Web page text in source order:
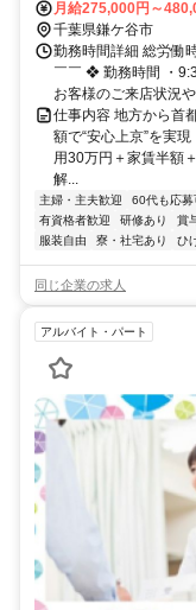
月給275,000円～
千葉県鎌ケ谷市
勤務時間詳細 総労働
￣￣ ❖ 勤務時間 ・
お客様のご来店状況
仕事内容 地方から首
額で“安心上京”
用30万円＋家賃半額
解...
主婦・主夫歓迎 60代も応募
有資格者歓迎
研修あり 賞
服装自由
寮・社宅あり ひ
同じ企業の求人
アルバイト・パート